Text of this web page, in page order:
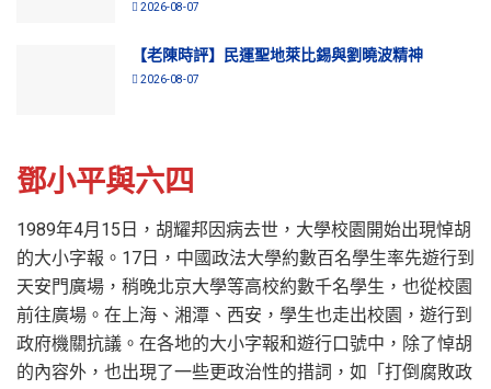
2026-08-07
【老陳時評】民運聖地萊比錫與劉曉波精神
2026-08-07
鄧小平與六四
1989年4月15日，胡耀邦因病去世，大學校園開始出現悼胡
的大小字報。17日，中國政法大學約數百名學生率先遊行到
天安門廣場，稍晚北京大學等高校約數千名學生，也從校園
前往廣場。在上海、湘潭、西安，學生也走出校園，遊行到
政府機關抗議。在各地的大小字報和遊行口號中，除了悼胡
的內容外，也出現了一些更政治性的措詞，如「打倒腐敗政